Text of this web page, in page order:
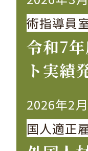
術指導
令和7
ト実績
2026年2
国人適正